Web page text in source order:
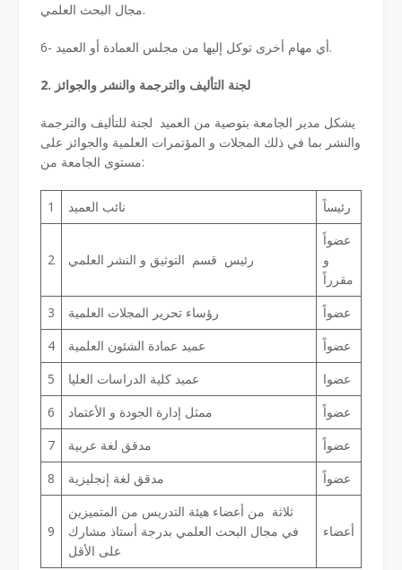
مجال البحث العلمي.
6- أي مهام أخرى توكل إليها من مجلس العمادة أو العميد.
2. لجنة التأليف والترجمة والنشر والجوائز
يشكل مدير الجامعة بتوصية من العميد لجنة للتأليف والترجمة
والنشر بما في ذلك المجلات و المؤتمرات العلمية والجوائز على
مستوى الجامعة من:
1 نائب العميد رئيساً
2 رئيس قسم التوثيق و النشر العلمي
عضواً
و
مقرراً
3
رؤساء تحرير المجلات العلمية
عضواً
4
عميد عمادة الشئون العلمية
عضواً
5
عميد كلية الدراسات العليا
عضوا
6
ممثل إدارة الجودة و الأعتماد
عضواً
7
مدقق لغة عربية
عضواً
8
مدقق لغة إنجليزية عضواً
9
ثلاثة من أعضاء هيئة التدريس من المتميزين
في مجال البحث العلمي بدرجة أستاذ مشارك
أعضاء